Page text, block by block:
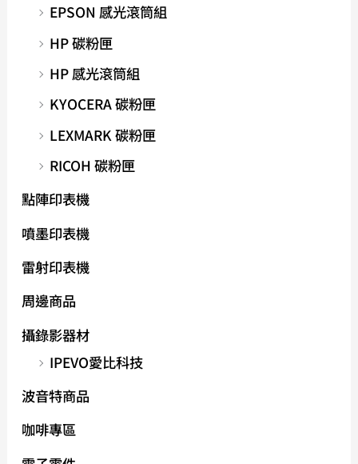
EPSON 感光滾筒組
HP 碳粉匣
HP 感光滾筒組
KYOCERA 碳粉匣
LEXMARK 碳粉匣
RICOH 碳粉匣
點陣印表機
噴墨印表機
雷射印表機
周邊商品
攝錄影器材
IPEVO愛比科技
波音特商品
咖啡專區